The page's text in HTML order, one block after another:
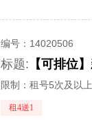
编号： 14020506
标题:
限制：租号5次及以上
租4送1